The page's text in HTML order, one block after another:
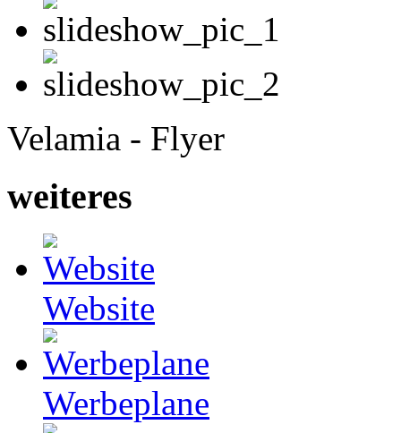
Velamia - Flyer
weiteres
Website
Werbeplane